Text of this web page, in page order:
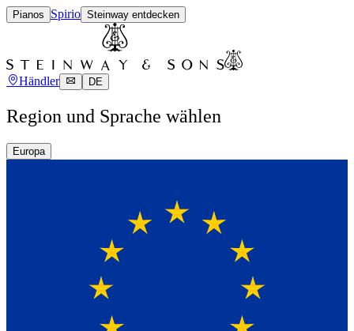
Pianos Spirio Steinway entdecken
Händler DE
Region und Sprache wählen
Europa